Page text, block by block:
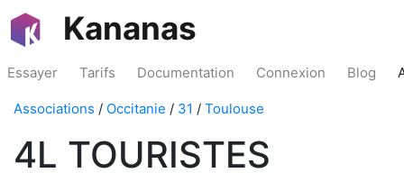
Kananas
Essayer Tarifs Documentation Connexion Blog
Associations / Occitanie / 31 / Toulouse
4L TOURISTES